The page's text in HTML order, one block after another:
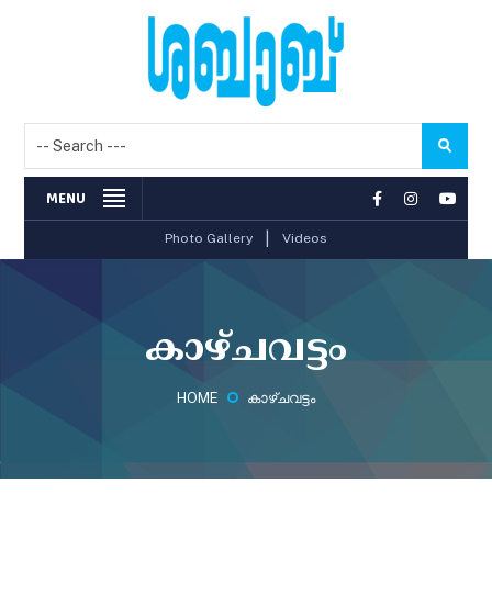
MENU
Photo Gallery Videos
കാഴ്ചവട്ടം
HOME കാഴ്ചവട്ടം